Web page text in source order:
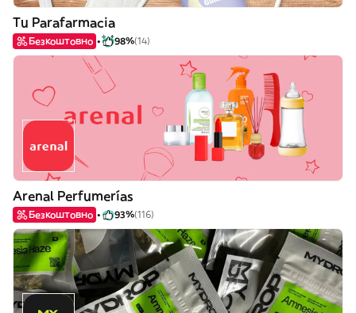
Tu Parafarmacia
Безкоштовно 98%(14)
Arenal Perfumerías
Безкоштовно 93%(116)